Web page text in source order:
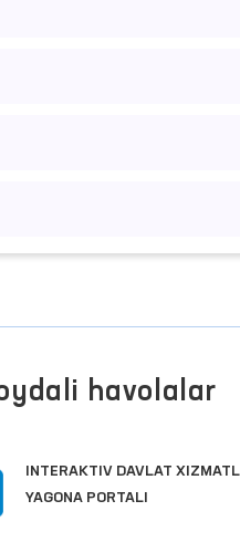
havolalar
INTERAKTIV DAVLAT
YAGONA PORTALI